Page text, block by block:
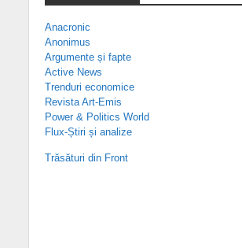
Anacronic
Anonimus
Argumente și fapte
Active News
Trenduri economice
Revista Art-Emis
Power & Politics World
Flux-Știri și analize
Trăsături din Front